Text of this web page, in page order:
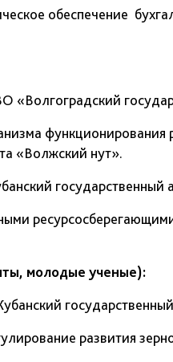
обеспечение
«Волгоградский
функционирования
«Волжский нут».
государственный
молодые ученые):
государственный
развития